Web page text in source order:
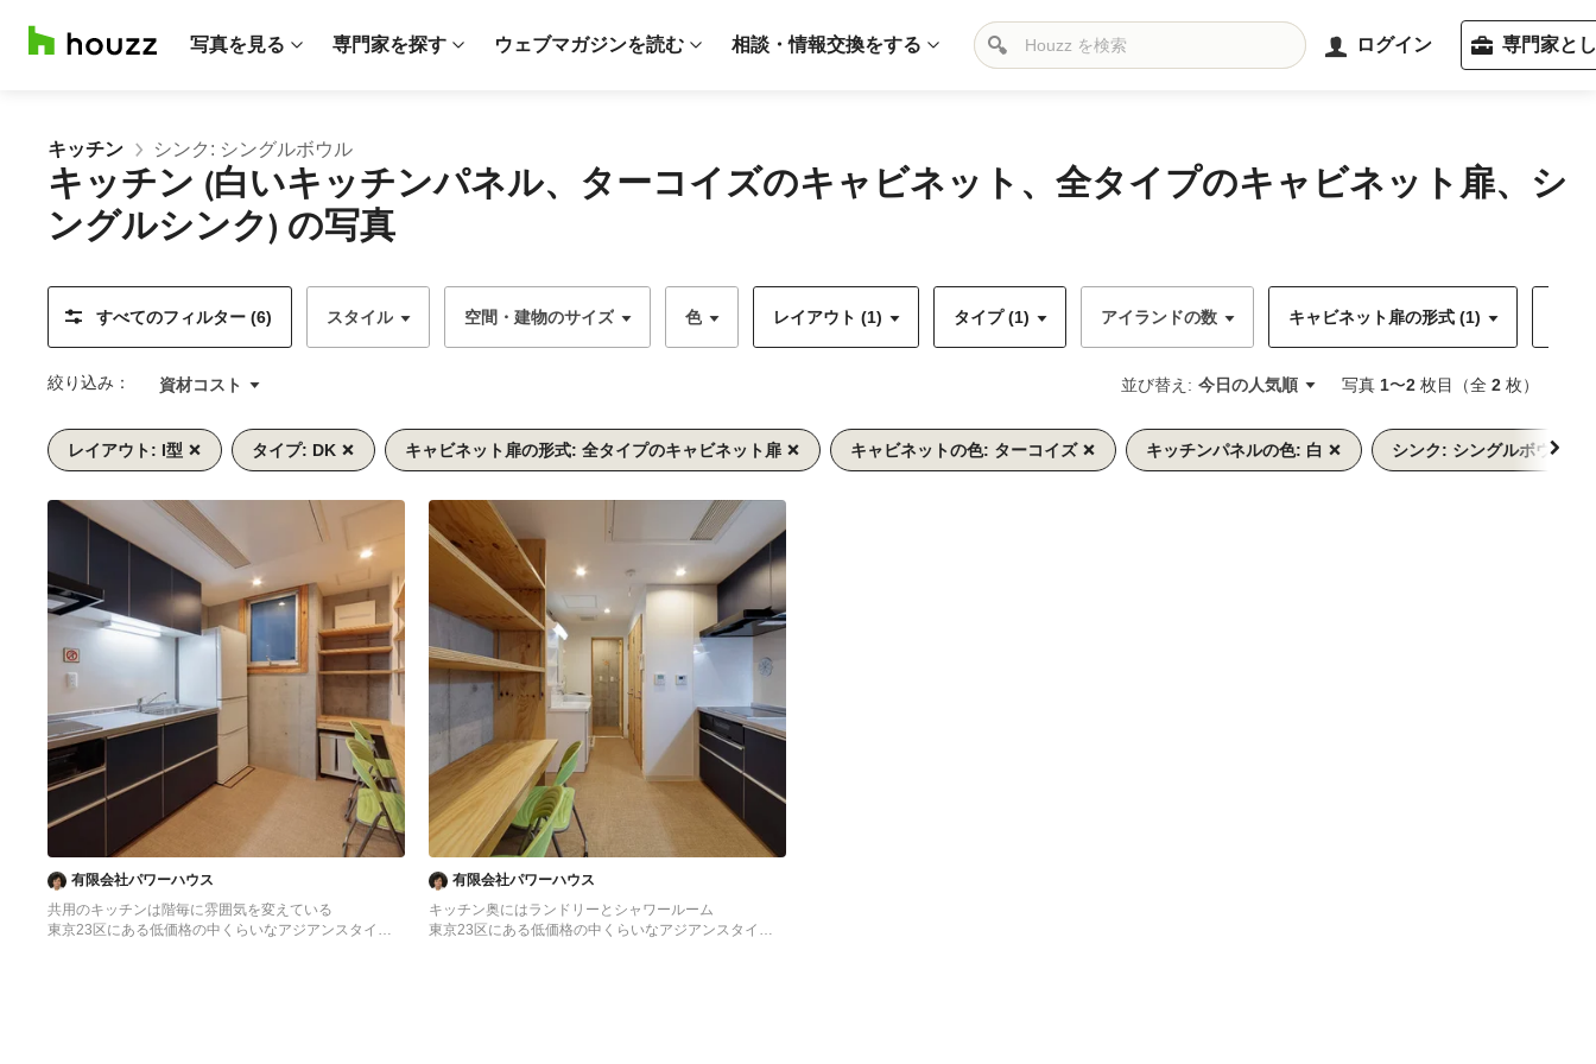
写真を見る 専門家を探す ウェブマガジンを読む 相談・情報交換をする ログイン 専門家と
キッチン シンク: シングルボウル
キッチン (白いキッチンパネル、ターコイズのキャビネット、全タイプのキャビネット扉、シ
ングルシンク) の写真
すべてのフィルター (6) スタイル 空間・建物のサイズ 色 レイアウト (1) タイプ (1) アイランドの数 キャビネット扉の形式 (1)
絞り込み： 資材コスト 並び替え: 今日の人気順 写真 1〜2 枚目（全 2 枚）
レイアウト: I型 タイプ: DK キャビネット扉の形式: 全タイプのキャビネット扉 キャビネットの色: ターコイズ キッチンパネルの色: 白
シンク: シングルボウル
へ
へ
有限会社パワーハウス
共用のキッチンは階毎に雰囲気を変えている
東京23区にある低価格の中くらいなアジアンスタイル
有限会社パワーハウス
キッチン奥にはランドリーとシャワールーム
東京23区にある低価格の中くらいなアジアンスタイル